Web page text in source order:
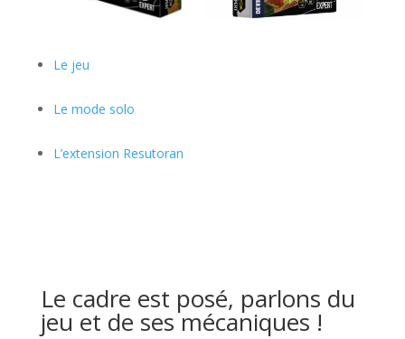
Le jeu
Le mode solo
L’extension Resutoran
Le cadre est posé, parlons du
jeu et de ses mécaniques !